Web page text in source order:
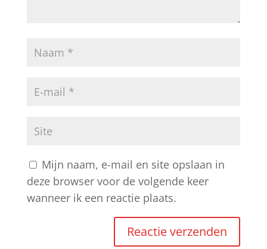
Mijn naam, e-mail en site opslaan in
deze browser voor de volgende keer
wanneer ik een reactie plaats.